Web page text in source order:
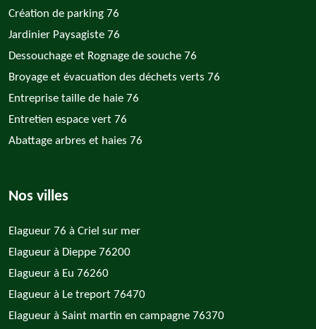
Création de parking 76
Jardinier Paysagiste 76
Dessouchage et Rognage de souche 76
Broyage et évacuation des déchets verts 76
Entreprise taille de haie 76
Entretien espace vert 76
Abattage arbres et haies 76
Nos villes
Elagueur 76 à Criel sur mer
Elagueur à Dieppe 76200
Elagueur à Eu 76260
Elagueur à Le treport 76470
Elagueur à Saint martin en campagne 76370